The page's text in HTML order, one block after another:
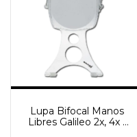
Lupa Bifocal Manos
Libres Galileo 2x, 4x -